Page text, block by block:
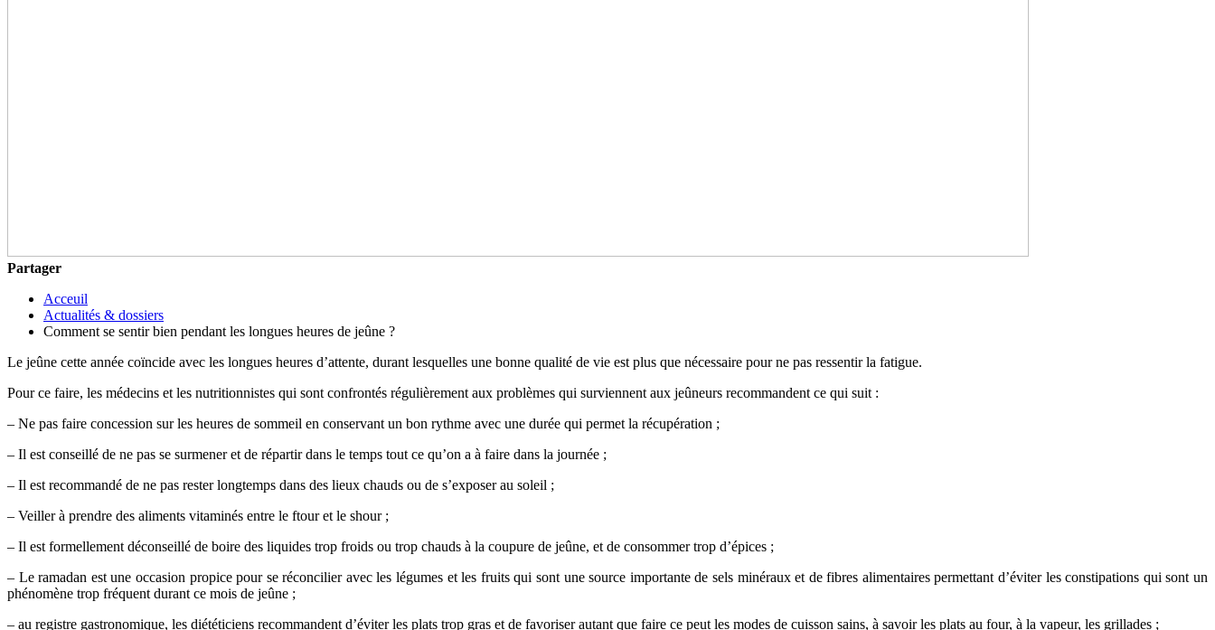
Partager
Acceuil
Actualités & dossiers
Comment se sentir bien pendant les longues heures de jeûne ?
Le jeûne cette année coïncide avec les longues heures d’attente, durant lesquelles une bonne qualité de vie est plus que nécessaire pour ne pas ressentir la fatigue.
Pour ce faire, les médecins et les nutritionnistes qui sont confrontés régulièrement aux problèmes qui surviennent aux jeûneurs recommandent ce qui suit :
– Ne pas faire concession sur les heures de sommeil en conservant un bon rythme avec une durée qui permet la récupération ;
– Il est conseillé de ne pas se surmener et de répartir dans le temps tout ce qu’on a à faire dans la journée ;
– Il est recommandé de ne pas rester longtemps dans des lieux chauds ou de s’exposer au soleil ;
– Veiller à prendre des aliments vitaminés entre le ftour et le shour ;
– Il est formellement déconseillé de boire des liquides trop froids ou trop chauds à la coupure de jeûne, et de consommer trop d’épices ;
– Le ramadan est une occasion propice pour se réconcilier avec les légumes et les fruits qui sont une source importante de sels minéraux et de fibres alimentaires permettant d’éviter les constipations qui sont un
phénomène trop fréquent durant ce mois de jeûne ;
– au registre gastronomique, les diététiciens recommandent d’éviter les plats trop gras et de favoriser autant que faire ce peut les modes de cuisson sains, à savoir les plats au four, à la vapeur, les grillades ;